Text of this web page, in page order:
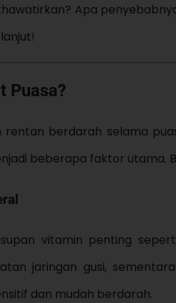
Apa
Puasa?
berdarah selama
beberapa faktor utama.
vitamin penting
jaringan gusi,
dan mudah berdarah.